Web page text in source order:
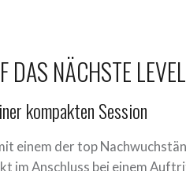
DAS NÄCHSTE LEVEL
kompakten Session
einem der top
im Anschluss bei einem